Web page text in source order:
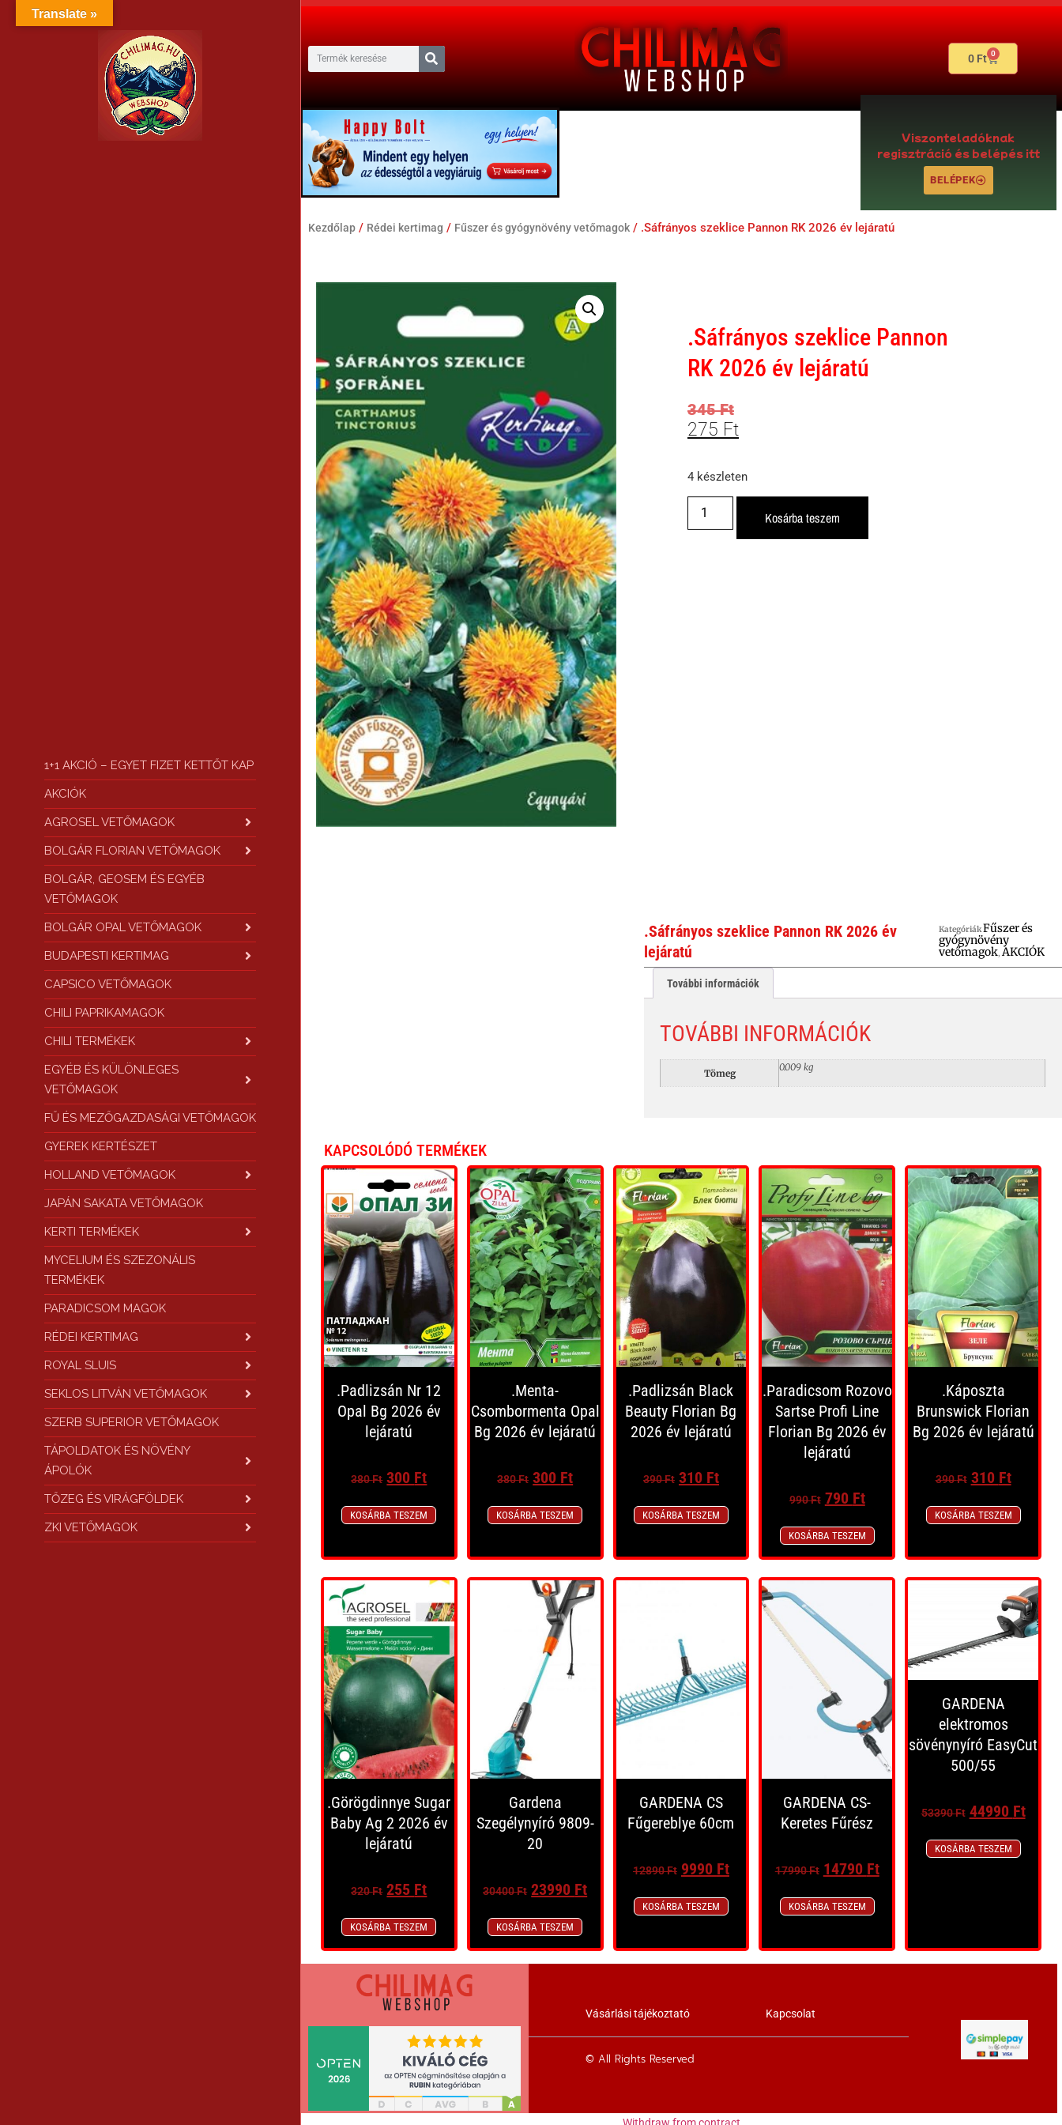
1+1 AKCIÓ – EGYET FIZET KETTŐT KAP
AKCIÓK
AGROSEL VETŐMAGOK
BOLGÁR FLORIAN VETŐMAGOK
BOLGÁR, GEOSEM ÉS EGYÉB
VETŐMAGOK
BOLGÁR OPAL VETŐMAGOK
BUDAPESTI KERTIMAG
CAPSICO VETŐMAGOK
CHILI PAPRIKAMAGOK
CHILI TERMÉKEK
EGYÉB ÉS KÜLÖNLEGES
VETŐMAGOK
FŰ ÉS MEZŐGAZDASÁGI VETŐMAGOK
GYEREK KERTÉSZET
HOLLAND VETŐMAGOK
JAPÁN SAKATA VETŐMAGOK
KERTI TERMÉKEK
MYCELIUM ÉS SZEZONÁLIS
TERMÉKEK
PARADICSOM MAGOK
RÉDEI KERTIMAG
ROYAL SLUIS
SEKLOS LITVÁN VETŐMAGOK
SZERB SUPERIOR VETŐMAGOK
TÁPOLDATOK ÉS NÖVÉNY
ÁPOLÓK
TŐZEG ÉS VIRÁGFÖLDEK
ZKI VETŐMAGOK
0 Ft 0
Viszonteladóknak
regisztráció és belépés itt
BELÉPEK
Kezdőlap / Rédei kertimag / Fűszer és gyógynövény vetőmagok / .Sáfrányos szeklice Pannon RK 2026 év lejáratú
.Sáfrányos szeklice Pannon
RK 2026 év lejáratú
345Ft
275 Ft
4 készleten
Kosárba teszem
.Sáfrányos szeklice Pannon RK 2026 év
lejáratú
KategóriákFűszer és
gyógynövény
vetőmagok, AKCIÓK
További információk
TOVÁBBI INFORMÁCIÓK
Tömeg
0.009 kg
KAPCSOLÓDÓ TERMÉKEK
.Padlizsán Nr 12
Opal Bg 2026 év
lejáratú
380Ft 300 Ft
KOSÁRBA TESZEM
.Menta-
Csombormenta Opal
Bg 2026 év lejáratú
380Ft 300 Ft
KOSÁRBA TESZEM
.Padlizsán Black
Beauty Florian Bg
2026 év lejáratú
390Ft 310 Ft
KOSÁRBA TESZEM
.Paradicsom Rozovo
Sartse Profi Line
Florian Bg 2026 év
lejáratú
990Ft 790 Ft
KOSÁRBA TESZEM
.Káposzta
Brunswick Florian
Bg 2026 év lejáratú
390Ft 310 Ft
KOSÁRBA TESZEM
.Görögdinnye Sugar
Baby Ag 2 2026 év
lejáratú
320Ft 255 Ft
KOSÁRBA TESZEM
Gardena
Szegélynyíró 9809-
20
30400Ft 23990 Ft
KOSÁRBA TESZEM
GARDENA CS
Fűgereblye 60cm
12890Ft 9990 Ft
KOSÁRBA TESZEM
GARDENA CS-
Keretes Fűrész
17990Ft 14790 Ft
KOSÁRBA TESZEM
GARDENA
elektromos
sövénynyíró EasyCut
500/55
53390Ft 44990 Ft
KOSÁRBA TESZEM
Vásárlási tájékoztató Kapcsolat
© All Rights Reserved
Withdraw from contract
Translate »